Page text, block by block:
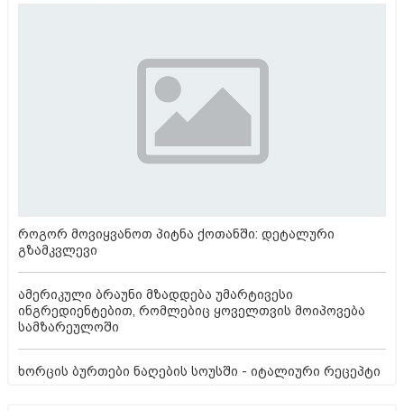
როგორ მოვიყვანოთ პიტნა ქოთანში: დეტალური
გზამკვლევი
ამერიკული ბრაუნი მზადდება უმარტივესი
ინგრედიენტებით, რომლებიც ყოველთვის მოიპოვება
სამზარეულოში
ხორცის ბურთები ნაღების სოუსში - იტალიური რეცეპტი